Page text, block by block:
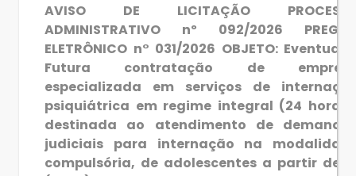
AVISO DE LICITAÇÃO
ADMINISTRATIVO nº 092/2026
ELETRÔNICO n° 031/2026 OBJETO: Eventual
Futura contratação de
especializada em serviços de
psiquiátrica em regime integral (24
destinada ao atendimento de
judiciais para internação na
compulsória, de adolescentes a partir de